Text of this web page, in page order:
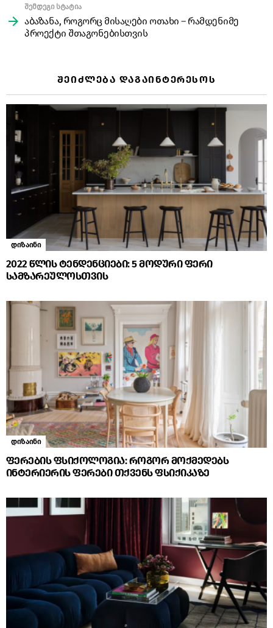
შემდეგი სტატია
აბაზანა, როგორც მისაღები ოთახი – რამდენიმე
პროექტი შთაგონებისთვის
ᲨᲔᲘᲫᲚᲔᲑᲐ ᲓᲐᲒᲐᲘᲜᲢᲔᲠᲔᲡᲝᲡ
დიზაინი
2022 წლის ტენდენციები: 5 მოდური ფერი
სამზარეულოსთვის
დიზაინი
ფერების ფსიქოლოგია: როგორ მოქმედებს
ინტერიერის ფერები თქვენს ფსიქიკაზე